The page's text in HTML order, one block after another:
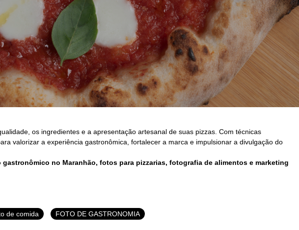
os ingredientes e a apresentação artesanal de suas pizzas. Com técnicas
valorizar a experiência gastronômica, fortalecer a marca e impulsionar a divulgação do
no Maranhão, fotos para pizzarias, fotografia de alimentos e marketing
de comida
FOTO DE GASTRONOMIA